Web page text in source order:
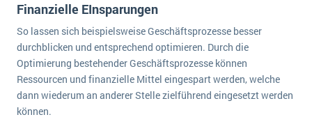
Finanzielle EInsparungen
So lassen sich beispielsweise Geschäftsprozesse besser
durchblicken und entsprechend optimieren. Durch die
Optimierung bestehender Geschäftsprozesse können
Ressourcen und finanzielle Mittel eingespart werden, welche
dann wiederum an anderer Stelle zielführend eingesetzt werden
können.